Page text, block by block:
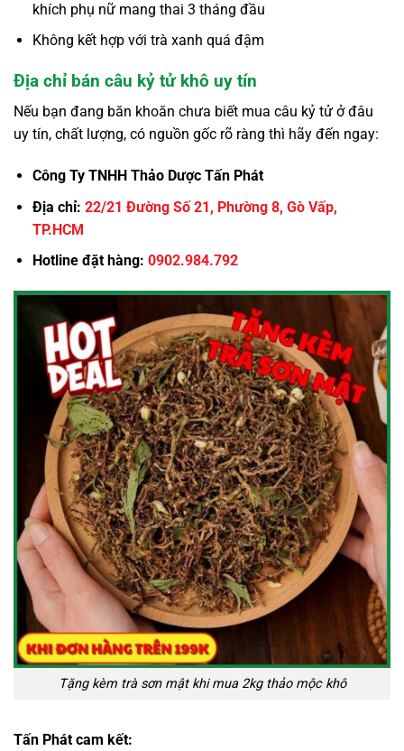
khích phụ nữ mang thai 3 tháng đầu
Không kết hợp với trà xanh quá đậm
Địa chỉ bán câu kỷ tử khô uy tín
Nếu bạn đang băn khoăn chưa biết mua câu kỷ tử ở đâu
uy tín, chất lượng, có nguồn gốc rõ ràng thì hãy đến ngay:
Công Ty TNHH Thảo Dược Tấn Phát
Địa chỉ: 22/21 Đường Số 21, Phường 8, Gò Vấp,
TP.HCM
Hotline đặt hàng: 0902.984.792
Tặng kèm trà sơn mật khi mua 2kg thảo mộc khô
Tấn Phát cam kết: